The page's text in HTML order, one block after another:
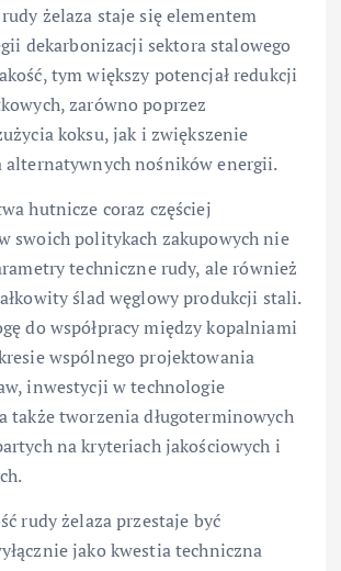
żelaza staje się elementem
dekarbonizacji sektora stalowego
tym większy potencjał redukcji
zarówno poprzez
koksu, jak i zwiększenie
alternatywnych nośników energii.
hutnicze coraz częściej
swoich politykach zakupowych nie
techniczne rudy, ale również
ślad węglowy produkcji stali.
do współpracy między kopalniami
wspólnego projektowania
inwestycji w technologie
także tworzenia długoterminowych
na kryteriach jakościowych i
rudy żelaza przestaje być
jako kwestia techniczna